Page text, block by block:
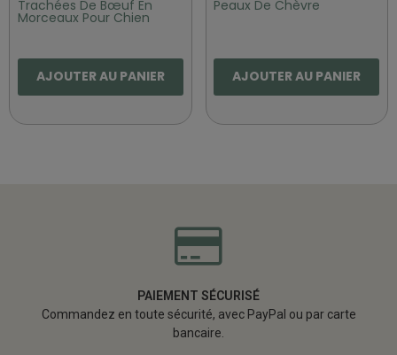
Trachées De Bœuf En
Morceaux Pour Chien
AJOUTER AU PANIER
Peaux De Chèvre
AJOUTER AU PANIER
PAIEMENT SÉCURISÉ
Commandez en toute sécurité, avec PayPal ou par carte
bancaire.